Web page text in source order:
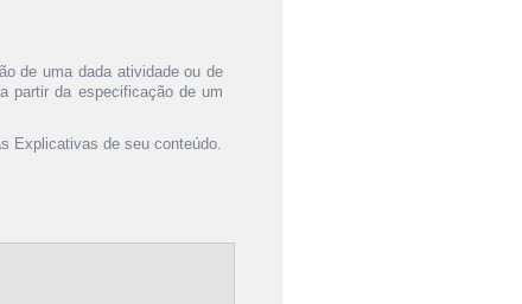
de uma dada atividade ou de
partir da especificação de um
Explicativas de seu conteúdo.